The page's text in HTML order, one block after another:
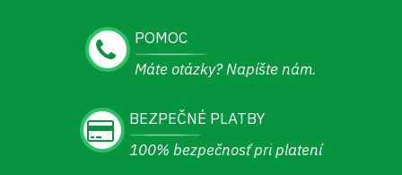
POMOC
Máte otázky? Napíšte nám.
BEZPEČNÉ PLATBY
100% bezpečnosť pri platení